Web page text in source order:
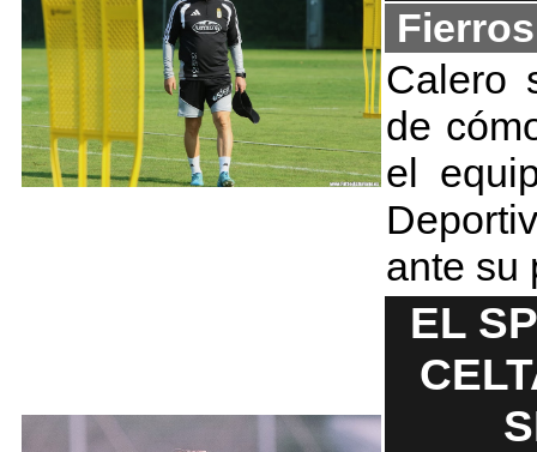
Calero
de
el
ante su
EL